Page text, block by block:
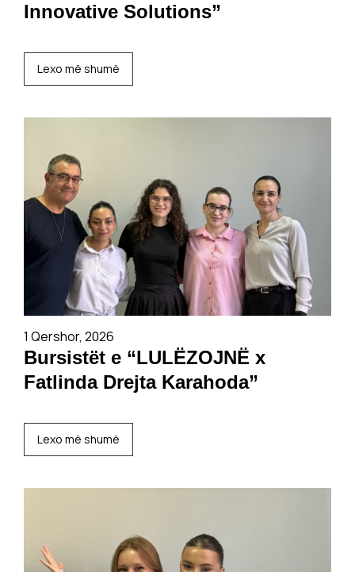
Innovative Solutions”
Lexo më shumë
1 Qershor, 2026
Bursistët e “LULËZOJNË x
Fatlinda Drejta Karahoda”
Lexo më shumë